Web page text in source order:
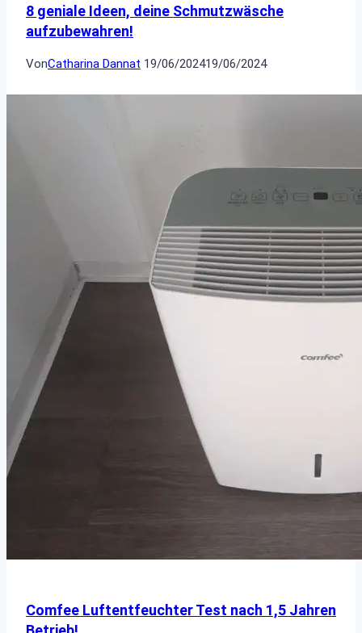
8 geniale Ideen, deine Schmutzwäsche
aufzubewahren!
VonCatharina Dannat 19/06/202419/06/2024
Comfee Luftentfeuchter Test nach 1,5 Jahren